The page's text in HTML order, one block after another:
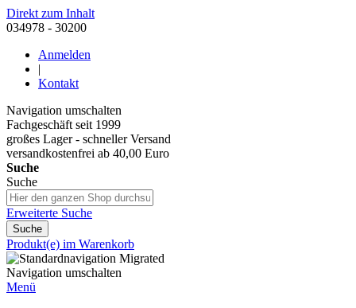
Direkt zum Inhalt
034978 - 30200
Anmelden
|
Kontakt
Navigation umschalten
Fachgeschäft seit 1999
großes Lager - schneller Versand
versandkostenfrei ab 40,00 Euro
Suche
Suche
Erweiterte Suche
Suche
Produkt(e) im Warenkorb
Navigation umschalten
Menü